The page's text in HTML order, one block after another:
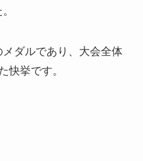
ダルであり、大会全体
快挙です。